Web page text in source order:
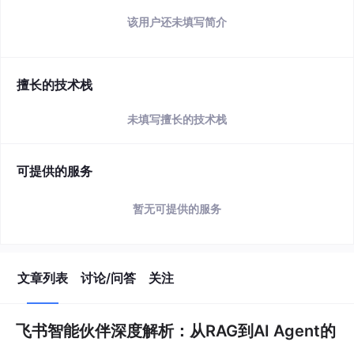
该用户还未填写简介
擅长的技术栈
未填写擅长的技术栈
可提供的服务
暂无可提供的服务
文章列表 讨论/问答 关注
飞书智能伙伴深度解析：从RAG到AI Agent的